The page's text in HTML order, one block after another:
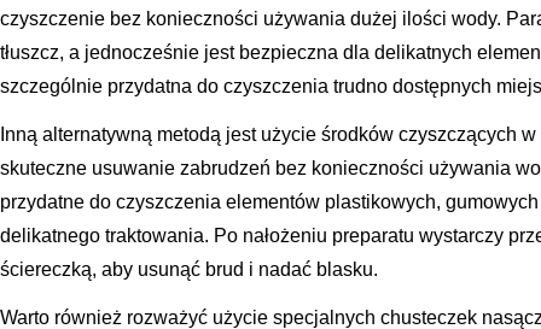
czyszczenie bez konieczności używania dużej ilości wody.
tłuszcz, a jednocześnie jest bezpieczna dla delikatnych
szczególnie przydatna do czyszczenia trudno dostępnych
Inną alternatywną metodą jest użycie środków czyszczących
skuteczne usuwanie zabrudzeń bez konieczności używania
przydatne do czyszczenia elementów plastikowych,
delikatnego traktowania. Po nałożeniu preparatu wystarczy
ściereczką, aby usunąć brud i nadać blasku.
Warto również rozważyć użycie specjalnych chusteczek